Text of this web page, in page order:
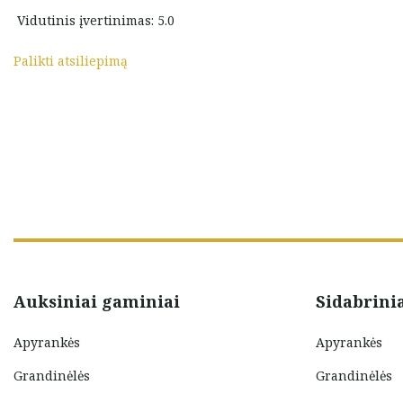
Vidutinis įvertinimas: 5.0
Palikti atsiliepimą
Adara.lt
Auksiniai gaminiai
Apyrankės
Grandinėlės
Apyrankės
Grandinėlės